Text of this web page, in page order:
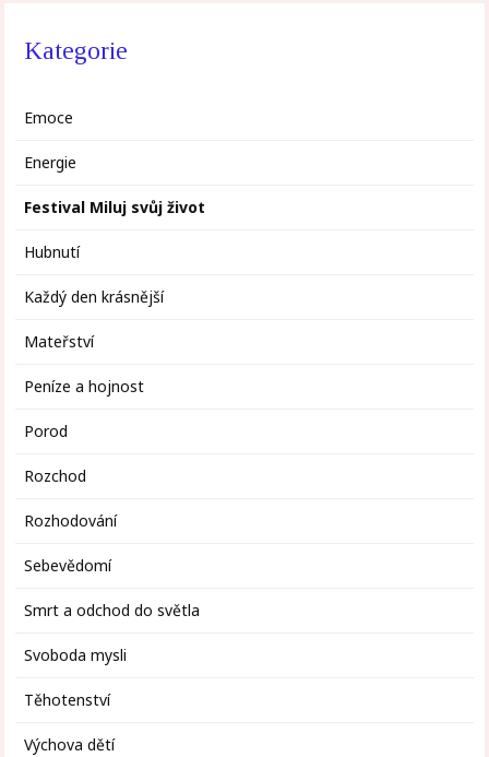
Kategorie
Emoce
Energie
Festival Miluj svůj život
Hubnutí
Každý den krásnější
Mateřství
Peníze a hojnost
Porod
Rozchod
Rozhodování
Sebevědomí
Smrt a odchod do světla
Svoboda mysli
Těhotenství
Výchova dětí